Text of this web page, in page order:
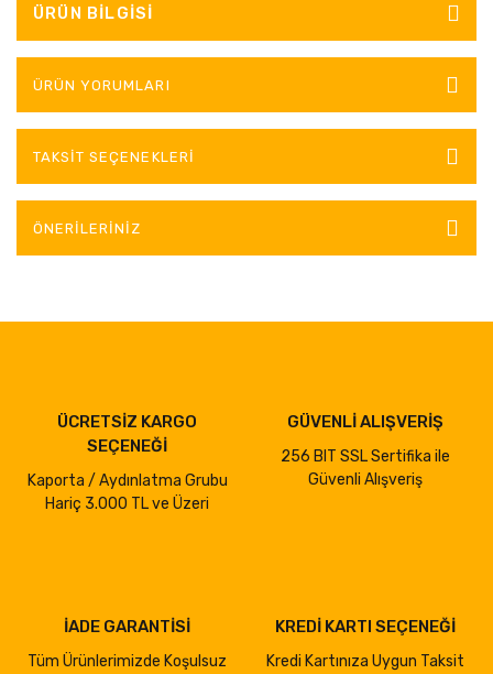
ÜRÜN BILGISI
ÜRÜN YORUMLARI
TAKSIT SEÇENEKLERI
ÖNERILERINIZ
ÜCRETSİZ KARGO
SEÇENEĞİ
Kaporta / Aydınlatma Grubu
Hariç 3.000 TL ve Üzeri
GÜVENLİ ALIŞVERİŞ
256 BIT SSL Sertifika ile
Güvenli Alışveriş
İADE GARANTİSİ
Tüm Ürünlerimizde Koşulsuz
KREDİ KARTI SEÇENEĞİ
Kredi Kartınıza Uygun Taksit